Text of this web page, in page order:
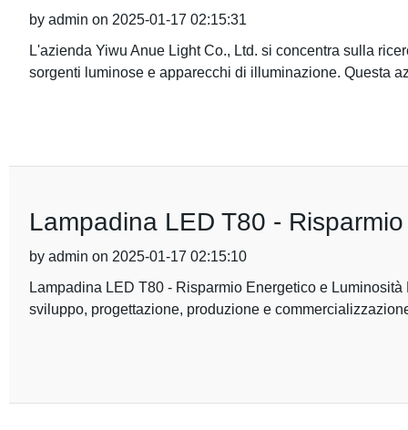
by admin on 2025-01-17 02:15:31
L'azienda Yiwu Anue Light Co., Ltd. si concentra sulla
sorgenti luminose e apparecchi di illuminazione. Questa
Lampadina LED T80 -
by admin on 2025-01-17 02:15:10
Lampadina LED T80 - Risparmio Energetico e
sviluppo, progettazione, produzione e